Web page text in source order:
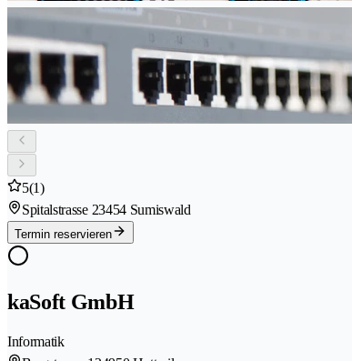
5(1)
Spitalstrasse 23454 Sumiswald
Termin reservieren
kaSoft GmbH
Informatik